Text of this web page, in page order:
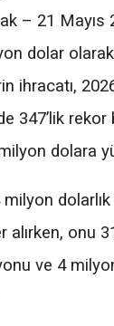
– 21 Mayıs
dolar
ihracatı, 2026
347’lik rekor
dolara
alırken, onu
ve 4